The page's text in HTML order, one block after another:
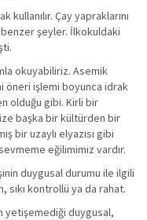
Çay yapraklarını
şeyler. İlkokuldaki
okuyabiliriz. Asemik
öneri işlemi boyunca idrak
olduğu gibi. Kirli bir
başka bir kültürden bir
bir uzaylı elyazısı gibi
eğilimimiz vardır.
duygusal durumu ile ilgili
sıkı kontrollü ya da rahat.
yetişemediği duygusal,